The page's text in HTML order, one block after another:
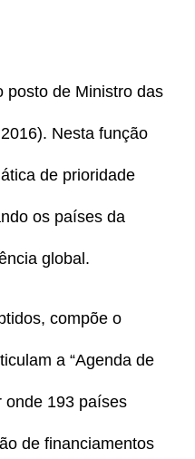
de Ministro das
Nesta função
de prioridade
os países da
global.
compõe o
a “Agenda de
onde 193 países
de financiamentos